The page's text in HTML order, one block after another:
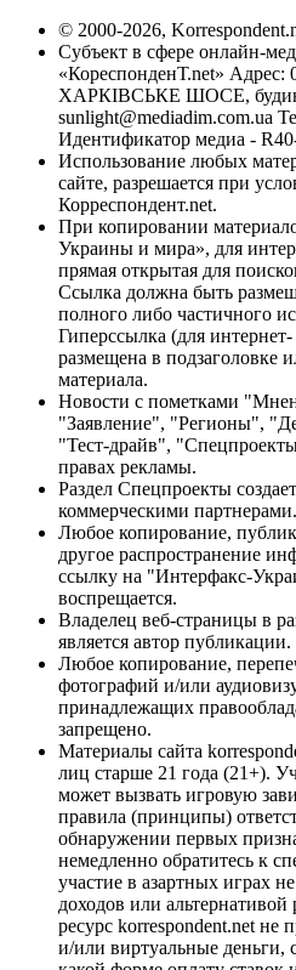
© 2000-2026,
Субъект в сфере онлайн-
«КореспонденТ.net» Адрес:
ХАРКІВСЬКЕ ШОСЕ,
sunlight@mediadim.com.ua
Идентификатор медиа -
Использование любых
сайте, разрешается при
Корреспондент.net.
При копировании
Украины и мира», для
прямая открытая для
Ссылка должна быть
полного либо частичного
Гиперссылка (для
размещена в подзаголовке
материала.
Новости с пометками
"Заявление", "Регионы",
"Тест-драйв",
правах рекламы.
Раздел Спецпроекты
коммерческими партнерами.
Любое копирование,
другое распространение
ссылку на "Интерфакс-
воспрещается.
Владелец веб-страницы в
является автор публикации.
Любое копирование,
фотографий и/или
принадлежащих
запрещено.
Материалы сайта
лиц старше 21 года (21+).
может вызвать игровую
правила (принципы)
обнаружении первых
немедленно обратитесь к
участие в азартных играх
доходов или
ресурс korrespondent.net не
и/или виртуальные деньги,